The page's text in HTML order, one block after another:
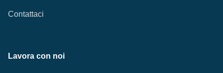
Contattaci
Lavora con noi